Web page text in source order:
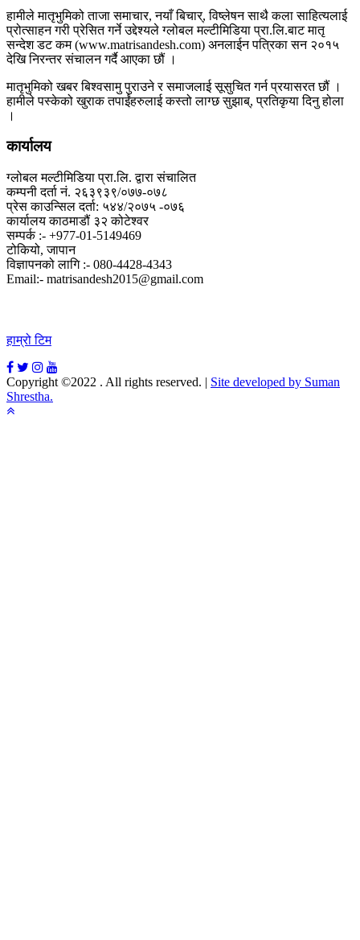
हामीले मातृभुमिको ताजा समाचार, नयाँ बिचार्, विष्लेषन साथै कला साहित्यलाई
प्रोत्साहन गरी प्रेसित गर्ने उद्देश्यले ग्लोबल मल्टीमिडिया प्रा.लि.बाट मातृ
सन्देश डट कम (www.matrisandesh.com) अनलाईन पत्रिका सन २०१५
देखि निरन्तर संचालन गर्दै आएका छौं ।
मातृभुमिको खबर बिश्वसामु पुराउने र समाजलाई सूसुचित गर्न प्रयासरत छौं ।
हामीले पस्केको खुराक तपाईंहरुलाई कस्तो लाग्छ सुझाब्, प्रतिकृया दिनु होला
।
कार्यालय
ग्लोबल मल्टीमिडिया प्रा.लि. द्वारा संचालित
कम्पनी दर्ता नं. २६३९३९/०७७-०७८
प्रेस काउन्सिल दर्ता: ५४४/२०७५ -०७६
कार्यालय काठमाडौं ३२ कोटेश्वर
सम्पर्क :- +977-01-5149469
टोकियो, जापान
विज्ञापनको लागि :- 080-4428-4343
Email:- matrisandesh2015@gmail.com
हाम्रो टिम
Copyright ©2022 . All rights reserved. | Site developed by Suman
Shrestha.